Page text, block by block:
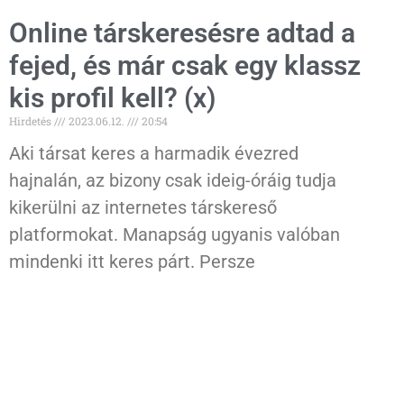
Online társkeresésre adtad a
fejed, és már csak egy klassz
kis profil kell? (x)
Hirdetés 2023.06.12. 20:54
Aki társat keres a harmadik évezred
hajnalán, az bizony csak ideig-óráig tudja
kikerülni az internetes társkereső
platformokat. Manapság ugyanis valóban
mindenki itt keres párt. Persze